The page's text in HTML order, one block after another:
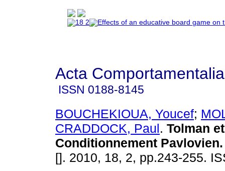
Acta Comportamentalia
ISSN 0188-8145
BOUCHEKIOUA, Youcef;
CRADDOCK, Paul. Tolman
Conditionnement Pavlovien.
[]. 2010, 18, 2, pp.243-255.